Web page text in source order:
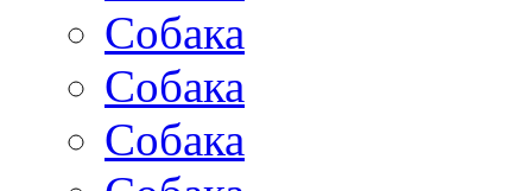
Собака
Собака
Собака